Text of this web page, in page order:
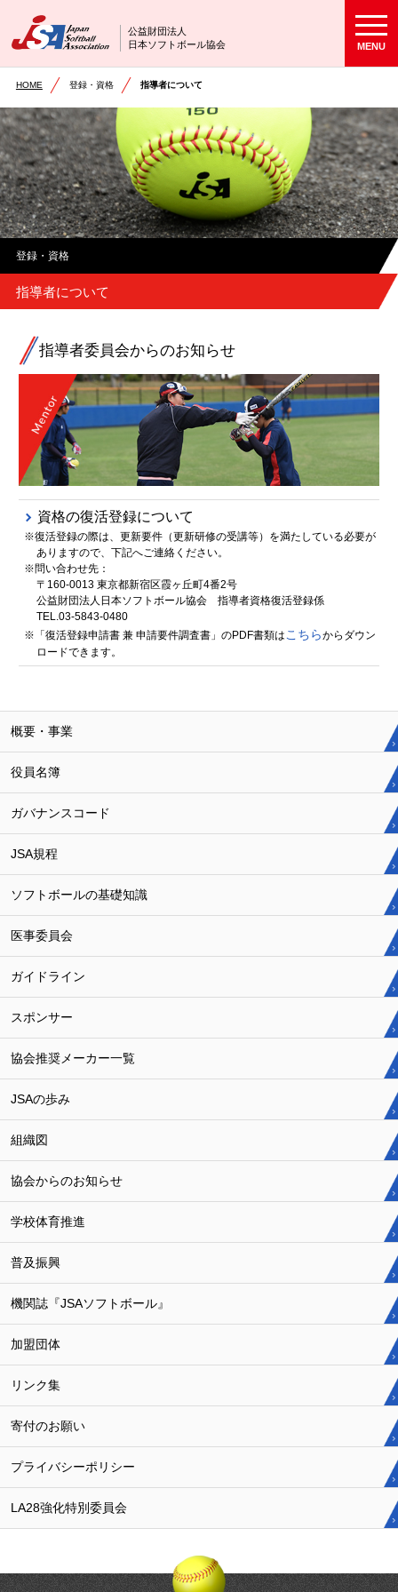
公益財団法人
日本ソフトボール協会
MENU
HOME 登録・資格 指導者について
登録・資格
指導者について
指導者委員会からのお知らせ
資格の復活登録について
※復活登録の際は、更新要件（更新研修の受講等）を満たしている必要が
ありますので、下記へご連絡ください。
※問い合わせ先：
〒160-0013 東京都新宿区霞ヶ丘町4番2号
公益財団法人日本ソフトボール協会 指導者資格復活登録係
TEL.03-5843-0480
※「復活登録申請書 兼 申請要件調査書」のPDF書類はこちらからダウン
ロードできます。
概要・事業
役員名簿
ガバナンスコード
JSA規程
ソフトボールの基礎知識
医事委員会
ガイドライン
スポンサー
協会推奨メーカー一覧
JSAの歩み
組織図
協会からのお知らせ
学校体育推進
普及振興
機関誌『JSAソフトボール』
加盟団体
リンク集
寄付のお願い
プライバシーポリシー
LA28強化特別委員会